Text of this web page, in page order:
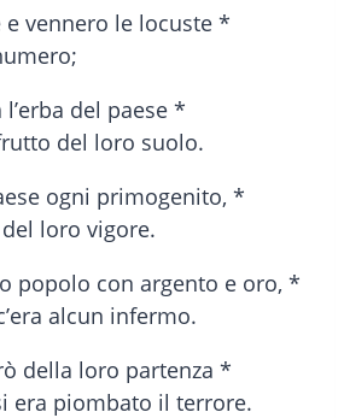
vennero le locuste *
del paese *
del loro suolo.
ogni primogenito, *
loro vigore.
popolo con argento e oro, *
alcun infermo.
della loro partenza *
era piombato il terrore.